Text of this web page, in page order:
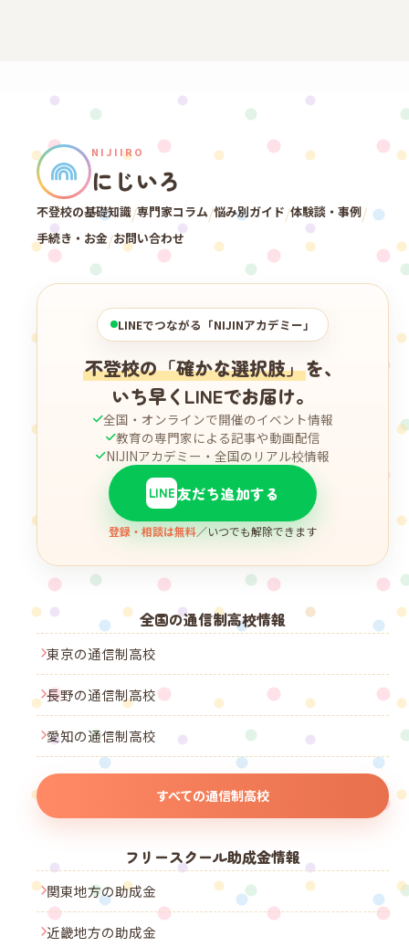
NIJIIRO
にじいろ
不登校の基礎知識/専門家コラム/悩み別ガイド/体験談・事例/
手続き・お金/お問い合わせ
LINEでつながる「NIJINアカデミー」
不登校の「確かな選択肢」を、
いち早くLINEでお届け。
全国・オンラインで開催のイベント情報
教育の専門家による記事や動画配信
NIJINアカデミー・全国のリアル校情報
LINE 友だち追加する
登録・相談は無料／いつでも解除できます
全国の通信制高校情報
東京の通信制高校
長野の通信制高校
愛知の通信制高校
すべての通信制高校
フリースクール助成金情報
関東地方の助成金
近畿地方の助成金